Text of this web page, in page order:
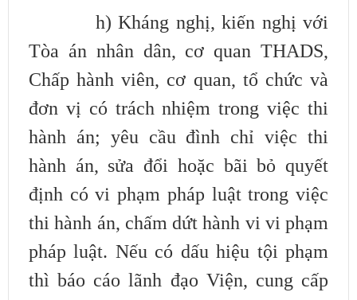
h) Kháng nghị, kiến nghị với
Tòa án nhân dân, cơ quan THADS,
Chấphành viên, cơ quan, tổ chức và
đơn vị có trách nhiệm trong việc thi
hành án; yêu cầu đình chỉ việc thi
hành án, sửa đổi hoặc bãi bỏ quyết
định có vi phạm pháp luật trong việc
thi hành án, chấm dứt hành vi vi phạm
pháp luật. Nếu có dấu hiệu tội phạm
thì báo cáo lãnh đạo Viện, cung cấp